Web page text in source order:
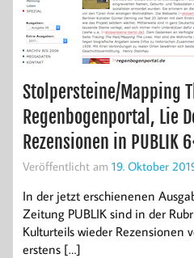
Stolpersteine/Mapping
Regenbogenportal, Lie
Rezensionen in PUBLIK
Veröffentlicht am 19. Oktober
In der jetzt erschienenen
Zeitung PUBLIK sind in der
Kulturteils wieder Rezensionen
erstens […]